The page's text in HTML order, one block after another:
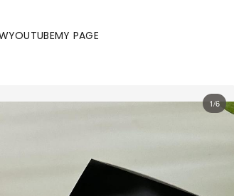
YOUTUBEMY PAGE
1/6